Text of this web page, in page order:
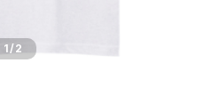
1/2